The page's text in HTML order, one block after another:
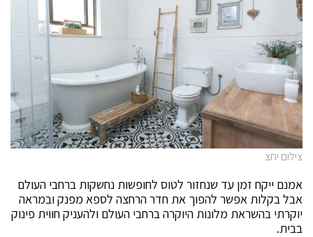
צילום יחצ
אמנם ייקח זמן עד שנחזור לטוס לחופשות נחשקות ברחבי העולם
אבל בקלות אפשר להפוך את חדר הרחצה לספא מפנק ובמראה
יוקרתי בהשראת מלונות היוקרה ברחבי העולם ולהעניק חווית פינוק
בבית.